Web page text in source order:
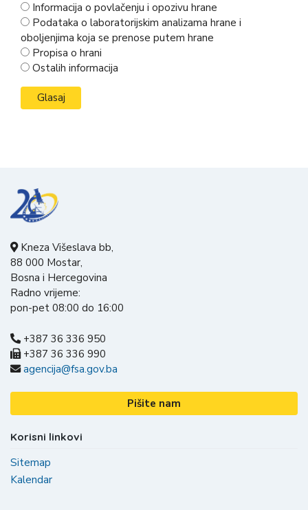
Informacija o povlačenju i opozivu hrane
Podataka o laboratorijskim analizama hrane i
oboljenjima koja se prenose putem hrane
Propisa o hrani
Ostalih informacija
Kneza Višeslava bb,
88 000 Mostar,
Bosna i Hercegovina
Radno vrijeme:
pon-pet 08:00 do 16:00
+387 36 336 950
+387 36 336 990
agencija@fsa.gov.ba
Pišite nam
Korisni linkovi
Sitemap
Kalendar